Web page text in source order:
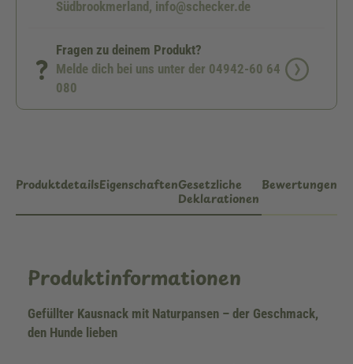
Südbrookmerland, info@schecker.de
Fragen zu deinem Produkt?
Melde dich bei uns unter der 04942-60 64
080
ProduktdetailsEigenschaftenGesetzliche
Deklarationen
Bewertungen
Produktinformationen
Gefüllter Kausnack mit Naturpansen – der Geschmack,
den Hunde lieben